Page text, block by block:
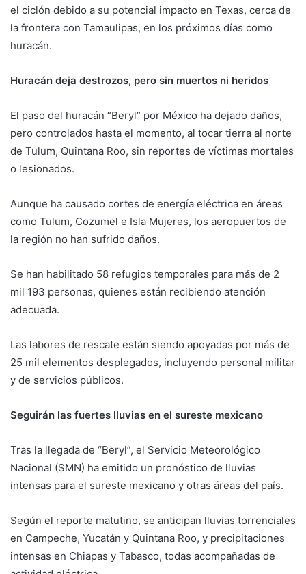
el ciclón debido a su potencial impacto en Texas, cerca de
la frontera con Tamaulipas, en los próximos días como
huracán.
Huracán deja destrozos, pero sin muertos ni heridos
El paso del huracán “Beryl” por México ha dejado daños,
pero controlados hasta el momento, al tocar tierra al norte
de Tulum, Quintana Roo, sin reportes de víctimas mortales
o lesionados.
Aunque ha causado cortes de energía eléctrica en áreas
como Tulum, Cozumel e Isla Mujeres, los aeropuertos de
la región no han sufrido daños.
Se han habilitado 58 refugios temporales para más de 2
mil 193 personas, quienes están recibiendo atención
adecuada.
Las labores de rescate están siendo apoyadas por más de
25 mil elementos desplegados, incluyendo personal militar
y de servicios públicos.
Seguirán las fuertes lluvias en el sureste mexicano
Tras la llegada de “Beryl”, el Servicio Meteorológico
Nacional (SMN) ha emitido un pronóstico de lluvias
intensas para el sureste mexicano y otras áreas del país.
Según el reporte matutino, se anticipan lluvias torrenciales
en Campeche, Yucatán y Quintana Roo, y precipitaciones
intensas en Chiapas y Tabasco, todas acompañadas de